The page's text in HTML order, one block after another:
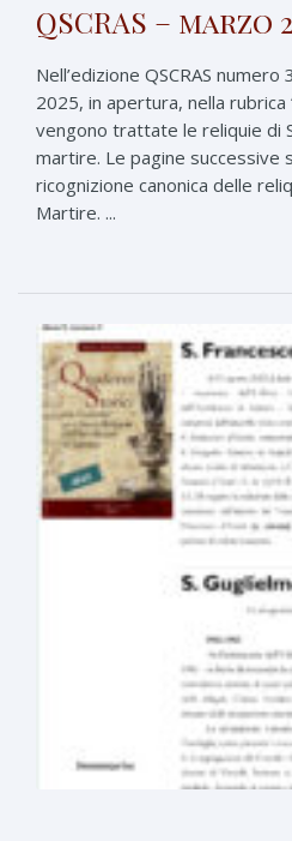
QSCRAS – marzo
Nell’edizione QSCRAS
2025, in apertura, nella rubrica
vengono trattate le reliquie di
martire. Le pagine successive
ricognizione canonica delle
Martire. ...